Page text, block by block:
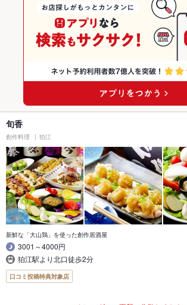
旬香
創作料理 狛江
新鮮な「大山鶏」を使った創作居酒屋
3001～4000円
狛江駅より北口徒歩2分
口コミ投稿特典対象店